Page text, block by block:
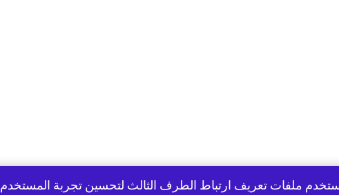
ملفات تعريف ارتباط الطرف الثالث لتحسين تجربة المستخدم